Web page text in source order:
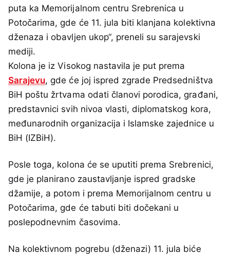
puta ka Memorijalnom centru Srebrenica u
Potočarima, gde će 11. jula biti klanjana kolektivna
dženaza i obavljen ukop“, preneli su sarajevski
mediji.
Kolona je iz Visokog nastavila je put prema
Sarajevu, gde će joj ispred zgrade Predsedništva
BiH poštu žrtvama odati članovi porodica, građani,
predstavnici svih nivoa vlasti, diplomatskog kora,
međunarodnih organizacija i Islamske zajednice u
BiH (IZBiH).
Posle toga, kolona će se uputiti prema Srebrenici,
gde je planirano zaustavljanje ispred gradske
džamije, a potom i prema Memorijalnom centru u
Potočarima, gde će tabuti biti dočekani u
poslepodnevnim časovima.
Na kolektivnom pogrebu (dženazi) 11. jula biće